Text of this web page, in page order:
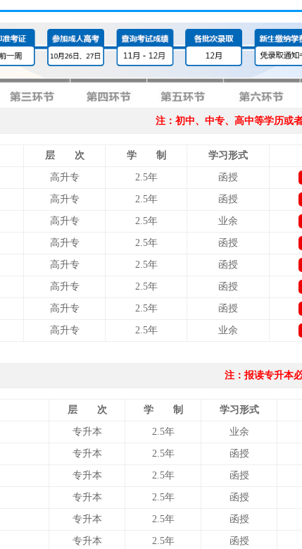
注：初中、中专、高中等学历或
层 次 学 制 学习形式
高升专 2.5年 函授
高升专 2.5年 函授
高升专 2.5年 业余
高升专 2.5年 函授
高升专 2.5年 函授
高升专 2.5年 函授
高升专 2.5年 函授
高升专 2.5年 业余
注：报读专升本
层 次 学 制 学习形式
专升本 2.5年 业余
专升本 2.5年 函授
专升本 2.5年 函授
专升本 2.5年 函授
专升本 2.5年 函授
专升本 2.5年 函授